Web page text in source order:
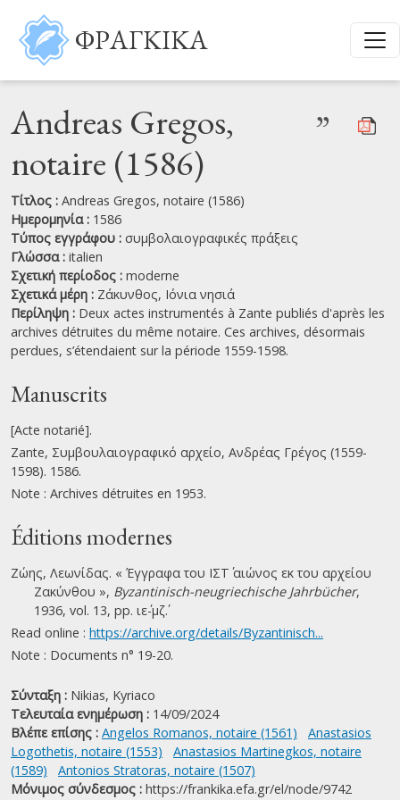
Παράκαμψη προς το κυρίως περιεχόμενο
ΦΡΑΓΚΙΚΑ
Andreas Gregos,
notaire (1586)
”
Τίτλος : Andreas Gregos, notaire (1586)
Ημερομηνία : 1586
Τύπος εγγράφου : συμβολαιογραφικές πράξεις
Γλώσσα : italien
Σχετική περίοδος : moderne
Σχετικά μέρη : Ζάκυνθος, Ιόνια νησιά
Περίληψη : Deux actes instrumentés à Zante publiés d'après les
archives détruites du même notaire. Ces archives, désormais
perdues, s’étendaient sur la période 1559-1598.
Manuscrits
[Acte notarié].
Zante, Συμβουλαιογραφικό αρχείο, Ανδρέας Γρέγος (1559-
1598). 1586.
Note : Archives détruites en 1953.
Éditions modernes
Ζώης, Λεωνίδας. « Έγγραφα του ΙΣΤ΄ αιώνος εκ του αρχείου
Ζακύνθου », Byzantinisch-neugriechische Jahrbücher,
1936, vol. 13, pp. ιε΄-μζ΄.
Read online : https://archive.org/details/Byzantinisch...
Note : Documents n° 19-20.
Σύνταξη : Nikias, Kyriaco
Τελευταία ενημέρωση : 14/09/2024
Βλέπε επίσης : Angelos Romanos, notaire (1561)
Anastasios
Logothetis, notaire (1553)
Anastasios Martinegkos, notaire
(1589)
Antonios Stratoras, notaire (1507)
Μόνιμος σύνδεσμος : https://frankika.efa.gr/el/node/9742